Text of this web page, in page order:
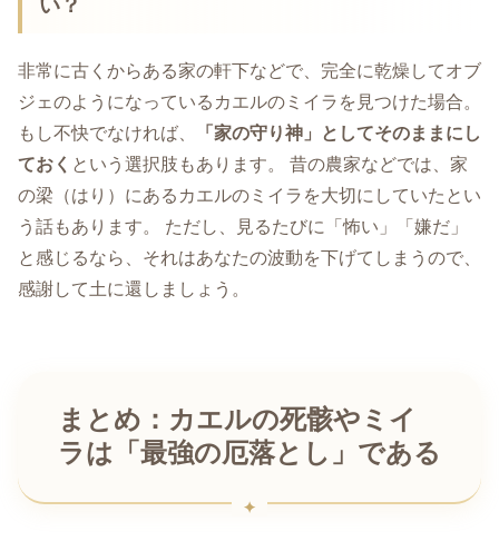
い？
非常に古くからある家の軒下などで、完全に乾燥してオブ
ジェのようになっているカエルのミイラを見つけた場合。
もし不快でなければ、
「家の守り神」としてそのままにし
ておく という選択肢もあります。 昔の農家などでは、家
の梁（はり）にあるカエルのミイラを大切にしていたとい
う話もあります。 ただし、見るたびに「怖い」「嫌だ」
と感じるなら、それはあなたの波動を下げてしまうので、
感謝して土に還しましょう。
まとめ：カエルの死骸やミイ
ラは「最強の厄落とし」である